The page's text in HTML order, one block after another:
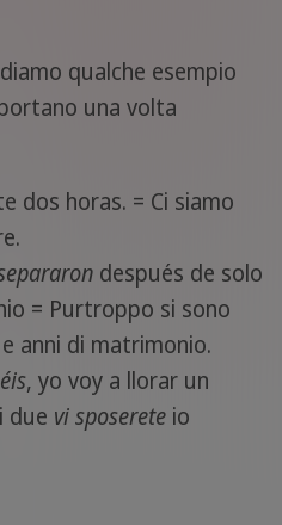
qualche esempio
una volta
dos horas. = Ci siamo
después de solo
= Purtroppo si sono
anni di matrimonio.
, yo voy a llorar un
due vi sposereteio